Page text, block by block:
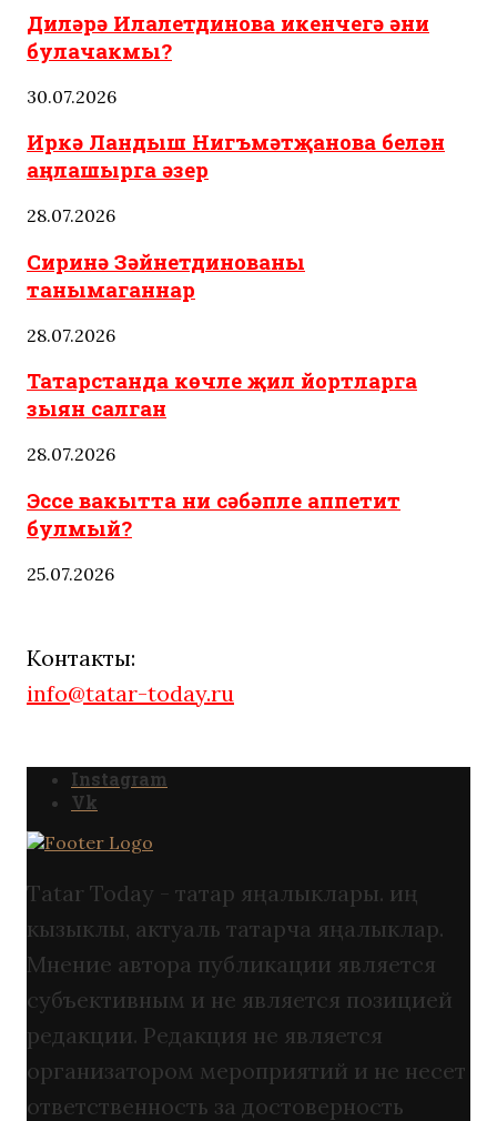
Диләрә Илалетдинова икенчегә әни
булачакмы?
30.07.2026
Иркә Ландыш Нигъмәтҗанова белән
аңлашырга әзер
28.07.2026
Сиринә Зәйнетдинованы
танымаганнар
28.07.2026
Татарстанда көчле җил йортларга
зыян салган
28.07.2026
Эссе вакытта ни сәбәпле аппетит
булмый?
25.07.2026
Контакты:
info@tatar-today.ru
Instagram
Vk
Tatar Today - татар яңалыклары. иң
кызыклы, актуаль татарча яңалыклар.
Мнение автора публикации является
субъективным и не является позицией
редакции. Редакция не является
организатором мероприятий и не несет
ответственность за достоверность